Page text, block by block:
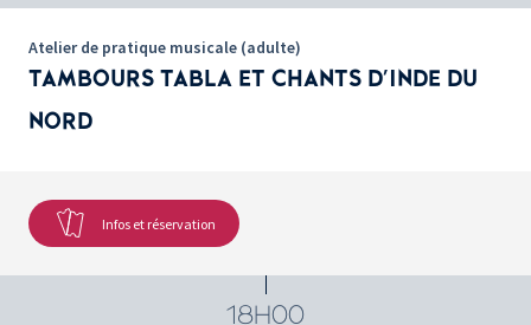
Atelier de pratique musicale (adulte)
TAMBOURS TABLA ET CHANTS D'INDE DU
NORD
Infos et réservation
18H00